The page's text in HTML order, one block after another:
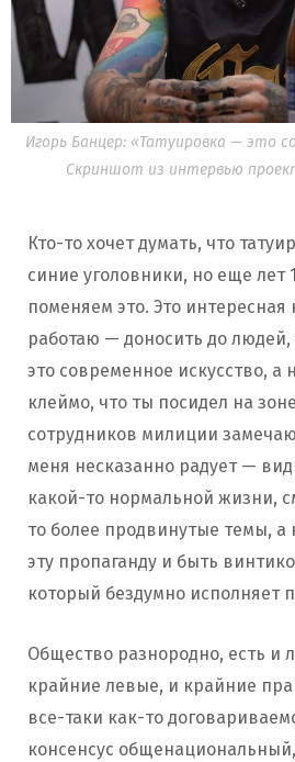
Игорь Банцер: «Татуировка — это
Скриншот из интервью
Кто-то хочет думать, что
синие уголовники, но еще лет
поменяем это. Это интересная
работаю — доносить до людей,
это современное искусство, а
клеймо, что ты посидел на
сотрудников милиции
меня несказанно радует —
какой-то нормальной жизни,
то более продвинутые темы, а
эту пропаганду и быть
который бездумно исполняет
Общество разнородно, есть и
крайние левые, и крайние
все-таки как-то
консенсус